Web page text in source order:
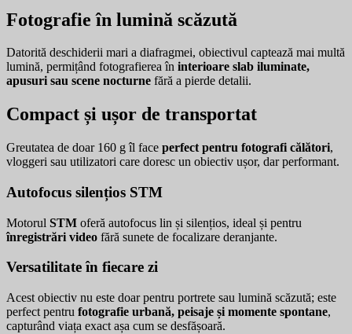
Fotografie în lumină scăzută
Datorită deschiderii mari a diafragmei, obiectivul captează mai multă
lumină, permițând fotografierea în interioare slab iluminate,
apusuri sau scene nocturne fără a pierde detalii.
Compact și ușor de transportat
Greutatea de doar 160 g îl face perfect pentru fotografi călători,
vloggeri sau utilizatori care doresc un obiectiv ușor, dar performant.
Autofocus silențios STM
Motorul STM oferă autofocus lin și silențios, ideal și pentru
înregistrări video fără sunete de focalizare deranjante.
Versatilitate în fiecare zi
Acest obiectiv nu este doar pentru portrete sau lumină scăzută; este
perfect pentru fotografie urbană, peisaje și momente spontane,
capturând viața exact așa cum se desfășoară.